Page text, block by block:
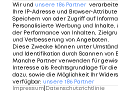
1
Wir und unsere 186 Partner
Ihre IP-Adresse und Browser-
Speichern von oder Zugriff auf
Personalisierte Werbung und
der Performance von Inhalten,
und Verbesserung von Angeboten
Diese Zwecke können unter
und Identifikation durch Scannen von
Manche Partner verwenden für
Interesse als Rechtsgrundlage für
dazu, sowie die Möglichkeit Ihr
verfügbar: unsere 186 Partner
Impressum|Datenschutzrichtlinie